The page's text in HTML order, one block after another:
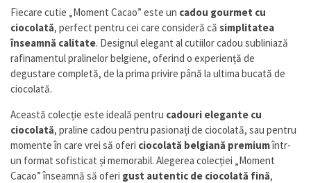
Fiecare cutie „Moment Cacao” este un cadou gourmet cu
ciocolată, perfect pentru cei care consideră că simplitatea
înseamnă calitate. Designul elegant al cutiilor cadou subliniază
rafinamentul pralinelor belgiene, oferind o experiență de
degustare completă, de la prima privire până la ultima bucată de
ciocolată.
Această colecție este ideală pentru cadouri elegante cu
ciocolată, praline cadou pentru pasionați de ciocolată, sau pentru
momente în care vrei să oferi ciocolată belgiană premiumîntr-
un format sofisticat și memorabil. Alegerea colecției „Moment
Cacao” înseamnă să oferi gust autentic de ciocolată fină,